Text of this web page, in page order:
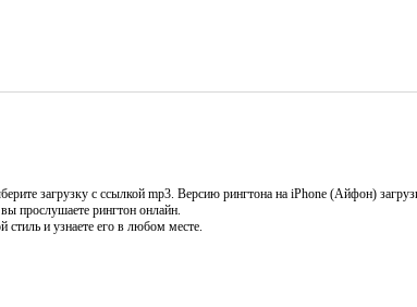
загрузку с ссылкой mp3. Версию рингтона на iPhone (Айфон)
прослушаете рингтон онлайн.
стиль и узнаете его в любом месте.